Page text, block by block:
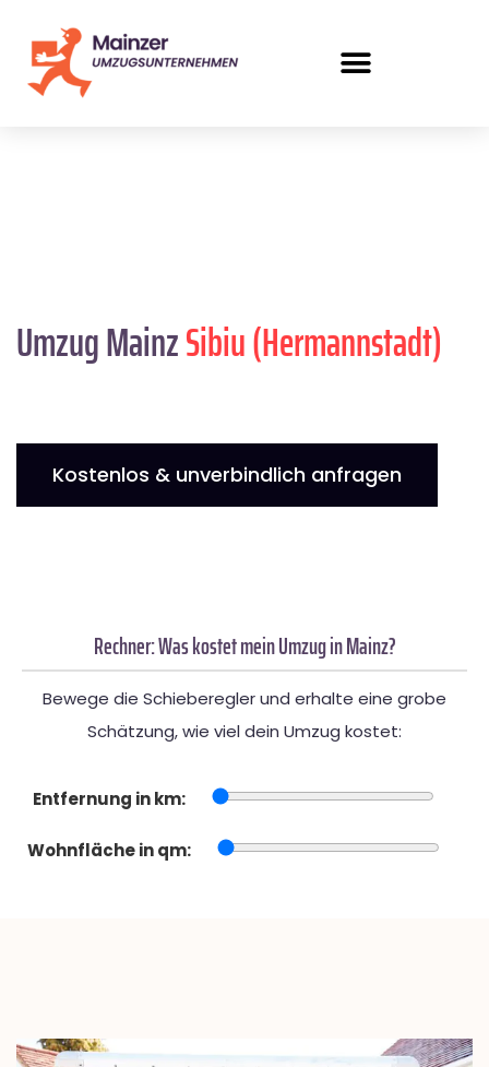
Umzug MainzSibiu (Hermannstadt)
Kostenlos & unverbindlich anfragen
Rechner: Was kostet mein Umzug in Mainz?
Bewege die Schieberegler und erhalte eine grobe
Schätzung, wie viel dein Umzug kostet:
Entfernung in km:
Wohnfläche in qm: